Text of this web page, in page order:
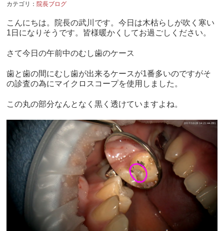
カテゴリ： 院長ブログ
こんにちは。院長の武川です。今日は木枯らしが吹く寒い
1日になりそうです。皆様暖かくしてお過ごしください。
さて今日の午前中のむし歯のケース
歯と歯の間にむし歯が出来るケースが1番多いのですがそ
の診査の為にマイクロスコープを使用しました。
この丸の部分なんとなく黒く透けていますよね。